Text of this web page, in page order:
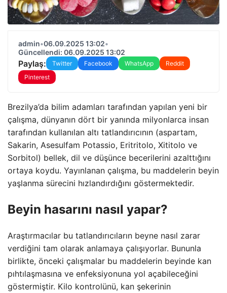
admin•06.09.2025 13:02•
Güncellendi: 06.09.2025 13:02
Paylaş: Twitter Facebook WhatsApp
Reddit
Pinterest
Brezilya’da bilim adamları tarafından yapılan yeni bir
çalışma, dünyanın dört bir yanında milyonlarca insan
tarafından kullanılan altı tatlandırıcının (aspartam,
Sakarin, Asesulfam Potassio, Eritritolo, Xititolo ve
Sorbitol) bellek, dil ve düşünce becerilerini azalttığını
ortaya koydu. Yayınlanan çalışma, bu maddelerin beyin
yaşlanma sürecini hızlandırdığını göstermektedir.
Beyin hasarını nasıl yapar?
Araştırmacılar bu tatlandırıcıların beyne nasıl zarar
verdiğini tam olarak anlamaya çalışıyorlar. Bununla
birlikte, önceki çalışmalar bu maddelerin beyinde kan
pıhtılaşmasına ve enfeksiyonuna yol açabileceğini
göstermiştir. Kilo kontrolünü, kan şekerinin